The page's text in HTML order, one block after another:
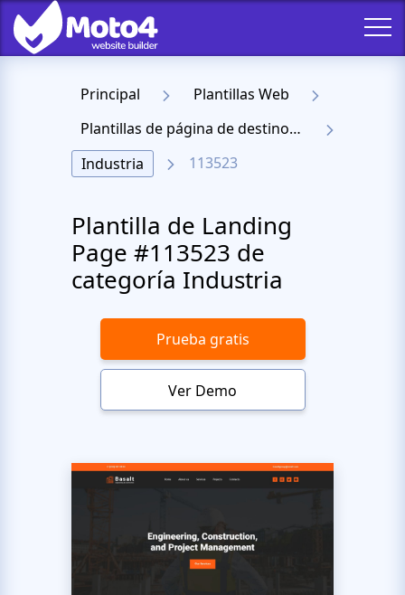
Principal
Plantillas Web
Plantillas de página de destino receptiva
Industria
113523
Plantilla de Landing
Page #113523 de
categoría Industria
Prueba gratis
Ver Demo